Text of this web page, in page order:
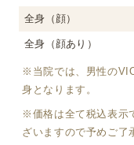
全身（顔）
全身（顔あり）
※当院では、男性の
身となります。
※価格は全て税込表示
ざいますので予めご了